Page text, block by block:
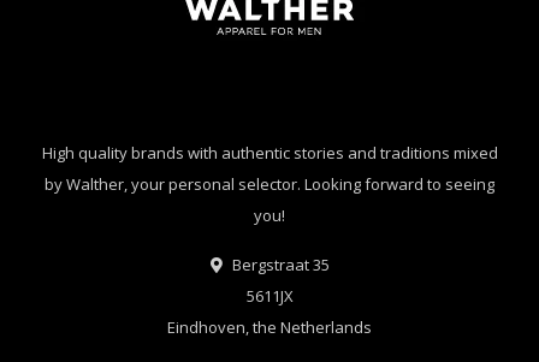
High quality brands with authentic stories and traditions mixed
by Walther, your personal selector. Looking forward to seeing
you!
Bergstraat 35
5611JX
Eindhoven, the Netherlands